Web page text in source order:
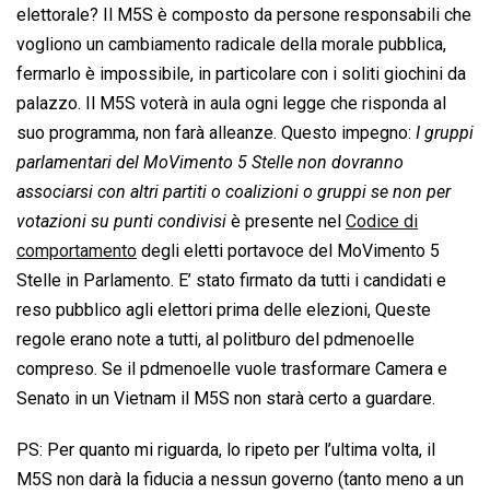
elettorale? Il M5S è composto da persone responsabili che
vogliono un cambiamento radicale della morale pubblica,
fermarlo è impossibile, in particolare con i soliti giochini da
palazzo. Il M5S voterà in aula ogni legge che risponda al
suo programma, non farà alleanze. Questo impegno:  I gruppi
parlamentari del MoVimento 5 Stelle non dovranno
associarsi con altri partiti o coalizioni o gruppi se non per
votazioni su punti condivisi  è presente nel Codice di
comportamento degli eletti portavoce del MoVimento 5
Stelle in Parlamento. E’ stato firmato da tutti i candidati e
reso pubblico agli elettori prima delle elezioni, Queste
regole erano note a tutti, al politburo del pdmenoelle
compreso. Se il pdmenoelle vuole trasformare Camera e
Senato in un Vietnam il M5S non starà certo a guardare.
PS: Per quanto mi riguarda, lo ripeto per l’ultima volta, il
M5S non darà la fiducia a nessun governo (tanto meno a un